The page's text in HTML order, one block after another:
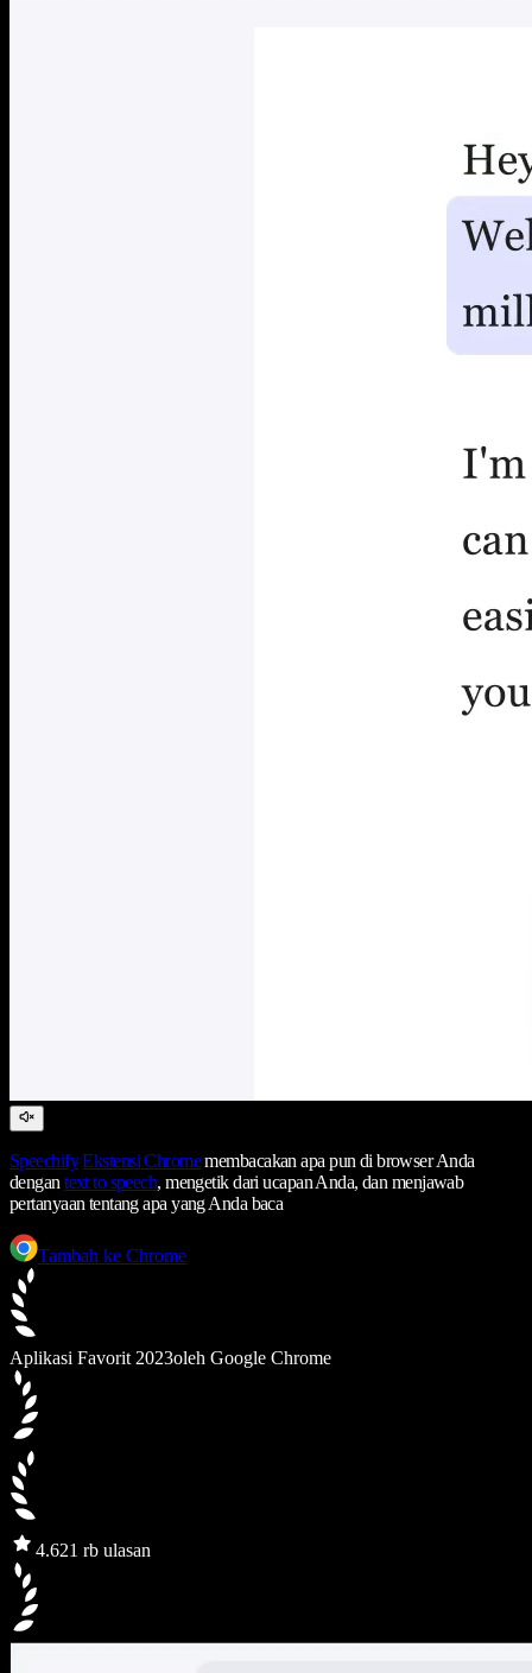
Speechify Ekstensi Chromemembacakan apa pun di browser Anda
dengantext to speech, mengetik dari ucapan Anda, dan menjawab
pertanyaan tentang apa yang Anda baca
Tambah ke Chrome
Aplikasi Favorit 2023oleh Google Chrome
4.621 rb ulasan